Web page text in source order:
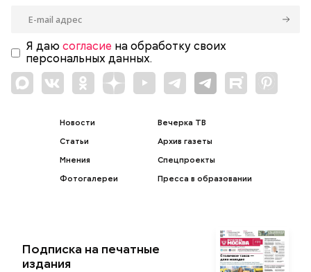
Я даю согласие на обработку своих
персональных данных.
Новости
Статьи
Мнения
Фотогалереи
Вечерка ТВ
Архив газеты
Спецпроекты
Пресса в образовании
Подписка на печатные
издания